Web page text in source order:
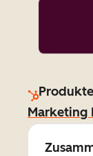
Produkte
Marketing